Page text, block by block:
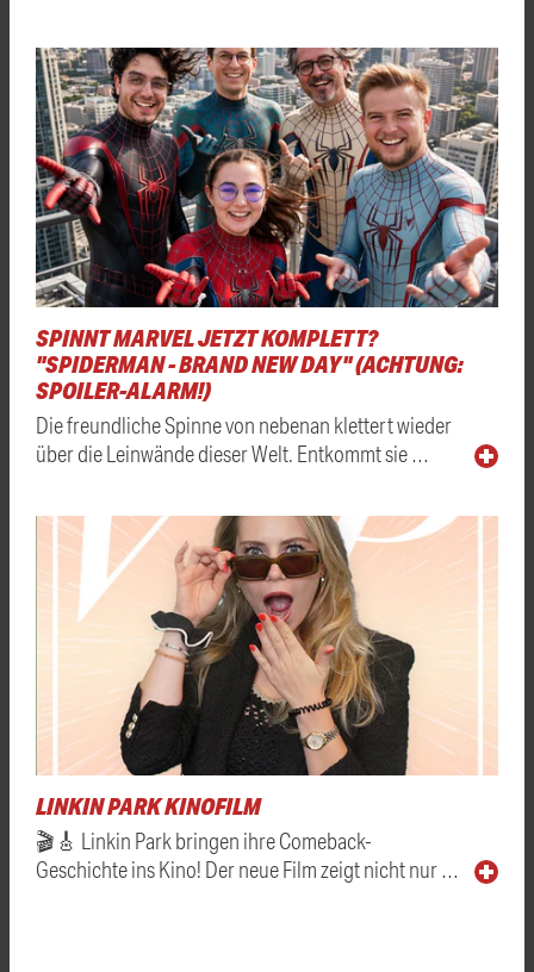
SPINNT MARVEL JETZT KOMPLETT?
"SPIDERMAN - BRAND NEW DAY" (ACHTUNG:
SPOILER-ALARM!)
Die freundliche Spinne von nebenan klettert wieder
über die Leinwände dieser Welt. Entkommt sie …
LINKIN PARK KINOFILM
🎬🎸 Linkin Park bringen ihre Comeback-
Geschichte ins Kino! Der neue Film zeigt nicht nur …